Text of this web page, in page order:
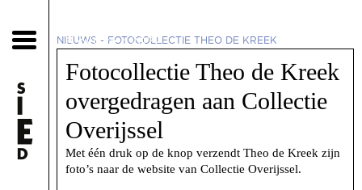
NIEUWS - FOTOCOLLECTIE THEO DE KREEK
6 oktober 2022
Fotocollectie Theo de Kreek
overgedragen aan Collectie
Overijssel
Met één druk op de knop verzendt Theo de Kreek zijn
foto’s naar de website van Collectie Overijssel.